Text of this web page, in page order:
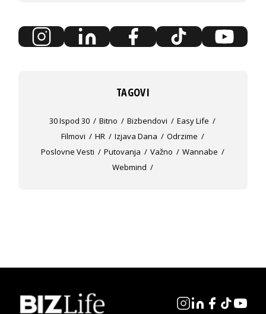
TAGOVI
30 Ispod 30 Bitno Bizbendovi
Easy Life
Filmovi
HR Izjava Dana
Odrzime
Poslovne Vesti
Putovanja Važno
Wannabe
Webmind